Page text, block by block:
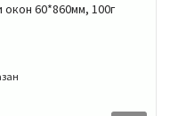
60*860мм, 100г